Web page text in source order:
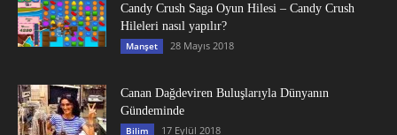
Candy Crush Saga Oyun Hilesi – Candy Crush
Hileleri nasıl yapılır?
Manşet 28 Mayıs 2018
Canan Dağdeviren Buluşlarıyla Dünyanın
Gündeminde
Bilim 17 Eylül 2018